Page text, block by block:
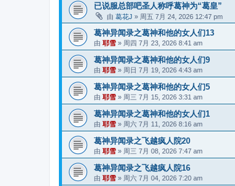
已说服总部吧圣人称呼葛神为“葛皇”
由 葛花J » 周五 7月 24, 2026 12:47 pm
葛神异闻录之葛神和他的女人们13
由 耶雪 » 周四 7月 23, 2026 8:41 am
葛神异闻录之葛神和他的女人们9
由 耶雪 » 周日 7月 19, 2026 4:43 am
葛神异闻录之葛神和他的女人们5
由 耶雪 » 周三 7月 15, 2026 3:31 am
葛神异闻录之葛神和他的女人们1
由 耶雪 » 周六 7月 11, 2026 8:16 am
葛神异闻录之飞越疯人院20
由 耶雪 » 周三 7月 08, 2026 7:47 am
葛神异闻录之飞越疯人院16
由 耶雪 » 周六 7月 04, 2026 7:20 am